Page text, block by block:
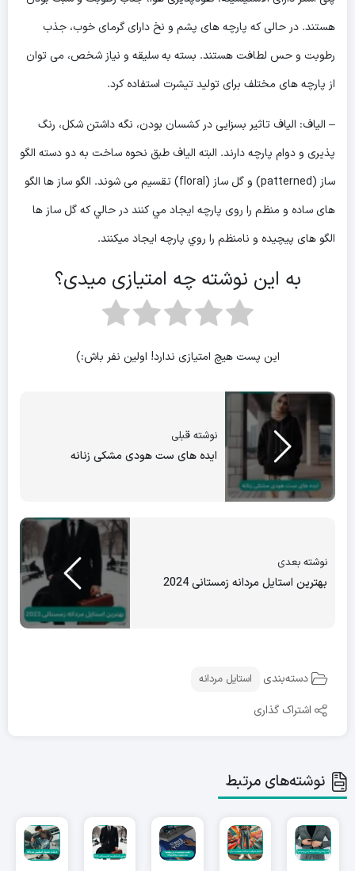
هستند. در حالی که پارچه های پشم و نخ دارای گرمای خوب، جذب
رطوبت و حس لطافت هستند. بسته به سلیقه و نیاز شخص، می توان
از پارچه های مختلف برای تولید تیشرت استفاده کرد.
– الیاف: الیاف تاثیر بسزایی در کشسان بودن، نگه داشتن شکل، رنگ
پذیری و دوام پارچه دارند. البته الیاف طبق نحوه ساخت به دو دسته الگو
ساز (patterned) و گل ساز (floral) تقسیم می شوند. الگو ساز ها الگو
های ساده و منظم را روی پارچه ايجاد مي كنند در حالي كه گل ساز ها
الگو های پيچيده و نامنظم را روي پارچه ایجاد میکنند.
به این نوشته چه امتیازی میدی؟
این پست هیچ امتیازی ندارد! اولین نفر باش:)
نوشته قبلی
ایده های ست هودی مشکی زنانه
نوشته بعدی
بهترین استایل مردانه زمستانی 2024
دسته‌بندی استایل مردانه
اشتراک گذاری
نوشته‌های مرتبط